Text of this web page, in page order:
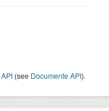
API (see Documente API).